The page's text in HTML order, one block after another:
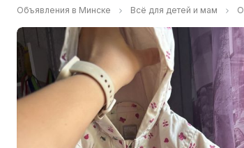
Объявления в Минске Всё для детей и мам